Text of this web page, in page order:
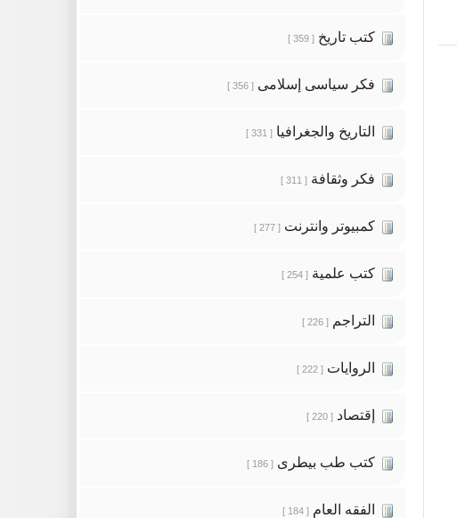
كتب تاريخ [ 359 ]
فكر سياسى إسلامى [ 356 ]
التاريخ والجغرافيا [ 331 ]
فكر وثقافة [ 311 ]
كمبيوتر وانترنت [ 277 ]
كتب علمية [ 254 ]
التراجم [ 226 ]
الروايات [ 222 ]
إقتصاد [ 220 ]
كتب طب بيطرى [ 186 ]
الفقه العام [ 184 ]